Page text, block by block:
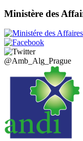
Ministère des
@Amb_Alg_Prague